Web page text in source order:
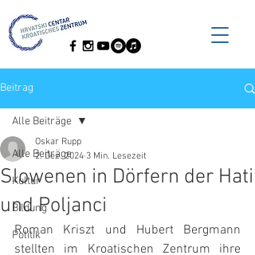
Beitrag
Alle Beiträge
Kultur
Bildung
Politik
Alle Beiträge
Slowenen in Dörfern der Hati
und Poljanci
Oskar Rupp
2. Dez. 2024 3 Min. Lesezeit
Roman Kriszt und Hubert Bergmann
stellten im Kroatischen Zentrum ihre